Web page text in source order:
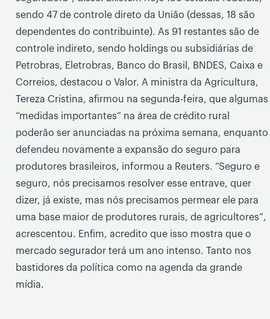
sendo 47 de controle direto da União (dessas, 18 são
dependentes do contribuinte). As 91 restantes são de
controle indireto, sendo holdings ou subsidiárias de
Petrobras, Eletrobras, Banco do Brasil, BNDES, Caixa e
Correios, destacou o Valor. A ministra da Agricultura,
Tereza Cristina, afirmou na segunda-feira, que algumas
“medidas importantes” na área de crédito rural
poderão ser anunciadas na próxima semana, enquanto
defendeu novamente a expansão do seguro para
produtores brasileiros, informou a Reuters. “Seguro e
seguro, nós precisamos resolver esse entrave, quer
dizer, já existe, mas nós precisamos permear ele para
uma base maior de produtores rurais, de agricultores”,
acrescentou. Enfim, acredito que isso mostra que o
mercado segurador terá um ano intenso. Tanto nos
bastidores da política como na agenda da grande
mídia.